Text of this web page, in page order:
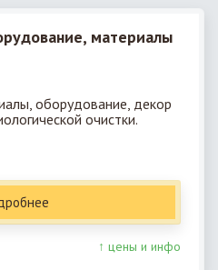
материалы
оборудование, декор
очистки.
↑ цены и инфо